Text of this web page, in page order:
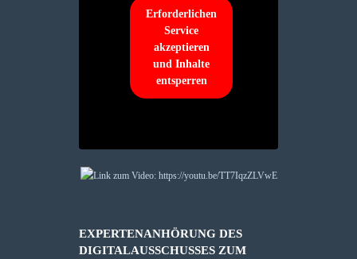
Erforderlichen
Service
akzeptieren
und Inhalte
entsperren
EXPERTENANHÖRUNG DES
DIGITALAUSSCHUSSES ZUM